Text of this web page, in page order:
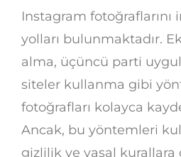
Instagram
yolları bulunmaktadır.
alma, üçüncü parti
siteler kullanma gibi
fotoğrafları kolayca
Ancak, bu yöntemleri
gizlilik ve yasal